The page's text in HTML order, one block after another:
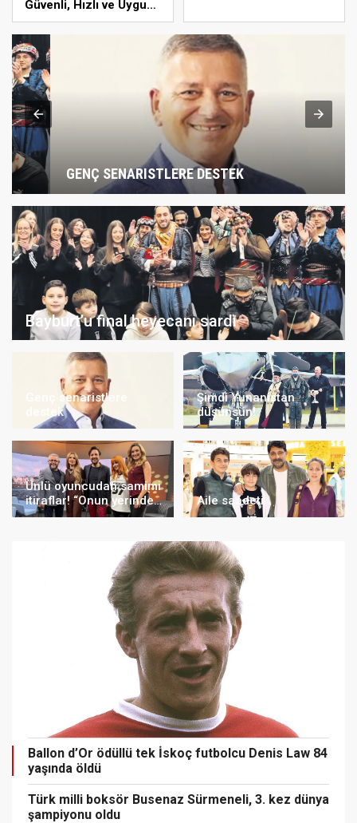
Güvenli, Hızlı ve Uygun
Fiyatlı Elmas Satın
Almanın Yeni Adresi
GENÇ SENARISTLERE DESTEK
Bayburt’u final heyecanı sardı
Genç senaristlere
destek
Şimdi Yunanistan
düşünsün!
Ünlü oyuncudan samimi
itiraflar! “Onun yerinde
olsaydım diye çok
Aile saadeti
Ballon d’Or ödüllü tek İskoç futbolcu Denis Law 84
yaşında öldü
Türk milli boksör Busenaz Sürmeneli, 3. kez dünya
şampiyonu oldu